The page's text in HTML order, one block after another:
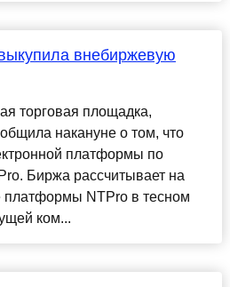
внебиржевую
торговая площадка,
накануне о том, что
платформы по
Биржа рассчитывает на
платформы NTPro в тесном
ком...